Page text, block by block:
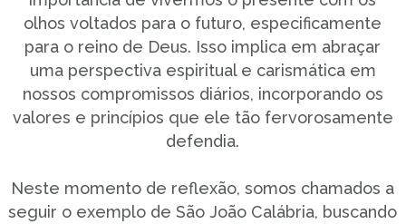
olhos voltados para o futuro, especificamente
para o reino de Deus. Isso implica em abraçar
uma perspectiva espiritual e carismática em
nossos compromissos diários, incorporando os
valores e princípios que ele tão fervorosamente
defendia.
Neste momento de reflexão, somos chamados a
seguir o exemplo de São João Calábria, buscando